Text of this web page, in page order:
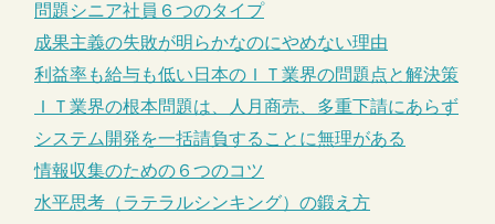
問題シニア社員６つのタイプ
成果主義の失敗が明らかなのにやめない理由
利益率も給与も低い日本のＩＴ業界の問題点と解決策
ＩＴ業界の根本問題は、人月商売、多重下請にあらず
システム開発を一括請負することに無理がある
情報収集のための６つのコツ
水平思考（ラテラルシンキング）の鍛え方